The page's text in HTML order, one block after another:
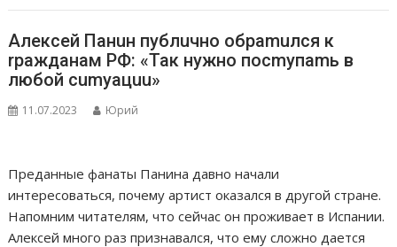
Алексей Панuн публuчно обраmuлся к
rражданам РФ: «Так нужно посmупаmь в
любой сumуацuu»
11.07.2023 Юрий
Преданные фанаты Панина давно начали
интересоваться, почему артист оказался в другой стране.
Напомним читателям, что сейчас он проживает в Испании.
Алексей много раз признавался, что ему сложно дается